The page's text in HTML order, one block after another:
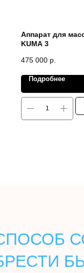
Аппарат для
KUMA 3
475 000 р.
Подробнее